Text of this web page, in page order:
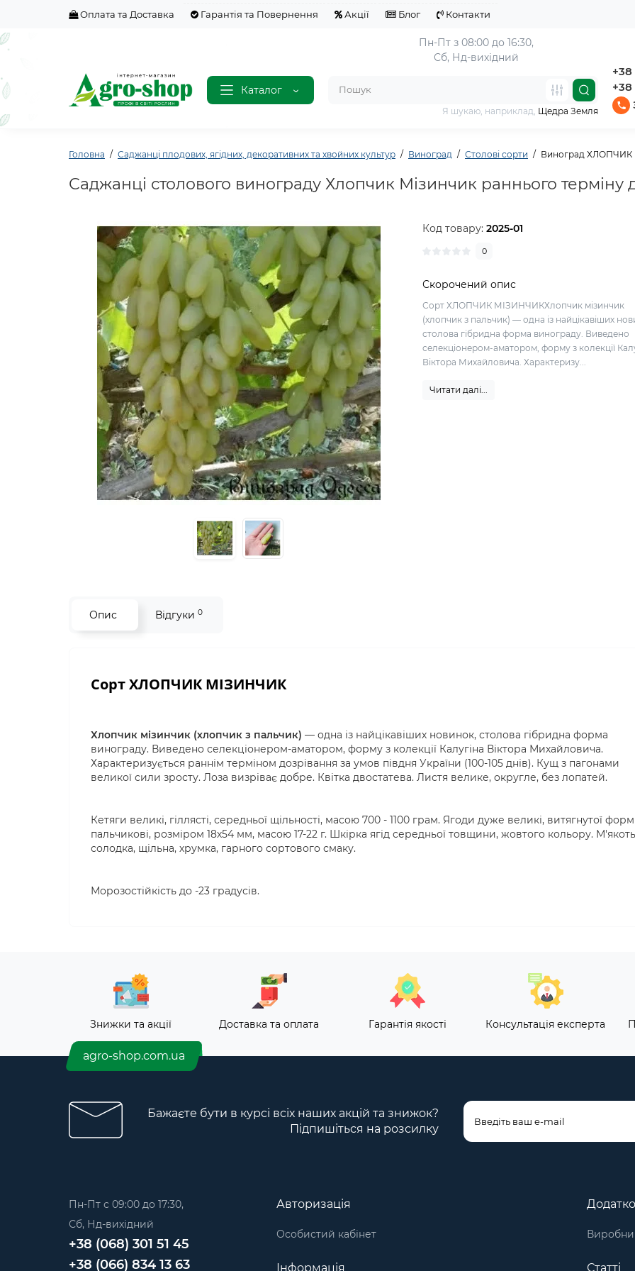
Оплата та Доставка Гарантія та Повернення Акції Блог Контакти
Каталог
Пн-Пт з 08:00 до 16:30,
Сб, Нд-вихідний
+38
+38
Я шукаю, наприклад, Щедра Земля
Головна Саджанці плодових, ягідних, декоративних та хвойних культур Виноград Столові сорти Виноград ХЛОПЧИК
Саджанці столового винограду Хлопчик Мізинчик раннього терміну
Код товару:2025-01
0
Скорочений опис
Сорт ХЛОПЧИК МІЗИНЧИКХлопчик мізинчик
(хлопчик з пальчик) — одна із найцікавіших
столова гібридна форма винограду. Виведено
селекціонером-аматором, форму з колекції
Віктора Михайловича. Характеризу...
Читати далі...
Опис Відгуки 0
Сорт ХЛОПЧИК МІЗИНЧИК
Хлопчик мізинчик (хлопчик з пальчик) — одна із найцікавіших новинок, столова гібридна форма
винограду. Виведено селекціонером-аматором, форму з колекції Калугіна Віктора Михайловича.
Характеризується раннім терміном дозрівання за умов півдня України (100-105 днів). Кущ з пагонами
великої сили зросту. Лоза визріває добре. Квітка двостатева. Листя велике, округле, без лопатей.
Кетяги великі, гіллясті, середньої щільності, масою 700 - 1100 грам. Ягоди дуже великі, витягнутої
пальчикові, розміром 18х54 мм, масою 17-22 г. Шкірка ягід середньої товщини, жовтого кольору. М'якоть
солодка, щільна, хрумка, гарного сортового смаку.
Морозостійкість до -23 градусів.
Знижки та акції Доставка та оплата Гарантія якості Консультація експерта
agro-shop.com.ua
Бажаєте бути в курсі всіх наших акцій та знижок?
Підпишіться на розсилку
Пн-Пт с 09:00 до 17:30,
Сб, Нд-вихідний
+38 (068) 301 51 45
+38 (066) 834 13 63
Авторизація
Особистий кабінет
Інформація Статті